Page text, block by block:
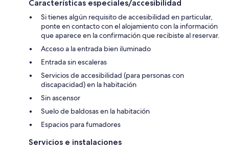
Características especiales/accesibilidad
Si tienes algún requisito de accesibilidad en particular,
ponte en contacto con el alojamiento con la información
que aparece en la confirmación que recibiste al reservar.
Acceso a la entrada bien iluminado
Entrada sin escaleras
Servicios de accesibilidad (para personas con
discapacidad) en la habitación
Sin ascensor
Suelo de baldosas en la habitación
Espacios para fumadores
Servicios e instalaciones